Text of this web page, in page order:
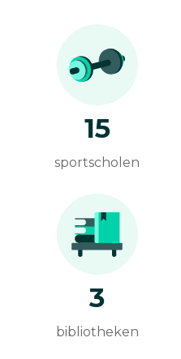
15
sportscholen
3
bibliotheken